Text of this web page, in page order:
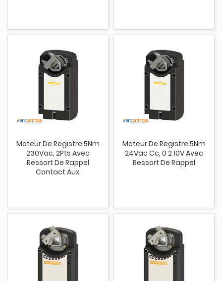
Moteur De Registre 5Nm
230Vac, 2Pts Avec
Ressort De Rappel
Contact Aux.
Moteur De Registre 5Nm
24Vac Cc, 0 2 10V Avec
Ressort De Rappel